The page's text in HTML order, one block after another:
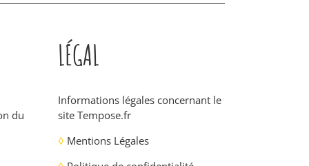
du
LÉGAL
Informations légales concernant le
site Tempose.fr
◊ Mentions Légales